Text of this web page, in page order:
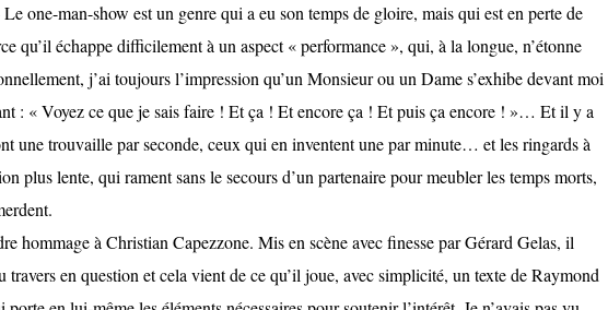
one-man-show est un genre qui a eu son temps de gloire, mais qui est en perte de
qu’il échappe difficilement à un aspect « performance », qui, à la longue, n’étonne
j’ai toujours l’impression qu’un Monsieur ou un Dame s’exhibe devant moi
: « Voyez ce que je sais faire ! Et ça ! Et encore ça ! Et puis ça encore ! »… Et il y a
une trouvaille par seconde, ceux qui en inventent une par minute… et les ringards à
plus lente, qui rament sans le secours d’un partenaire pour meubler les temps morts,
hommage à Christian Capezzone. Mis en scène avec finesse par Gérard Gelas, il
travers en question et cela vient de ce qu’il joue, avec simplicité, un texte de Raymond